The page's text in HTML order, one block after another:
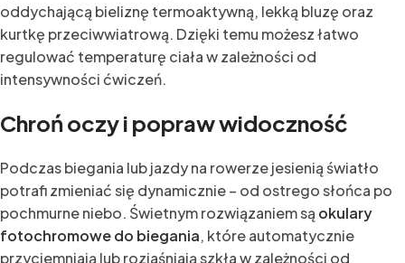
oddychającą bieliznę termoaktywną, lekką bluzę oraz
kurtkę przeciwwiatrową. Dzięki temu możesz łatwo
regulować temperaturę ciała w zależności od
intensywności ćwiczeń.
Chroń oczy i popraw widoczność
Podczas biegania lub jazdy na rowerze jesienią światło
potrafi zmieniać się dynamicznie – od ostrego słońca po
pochmurne niebo. Świetnym rozwiązaniem są okulary
fotochromowe do biegania, które automatycznie
przyciemniają lub rozjaśniają szkła w zależności od